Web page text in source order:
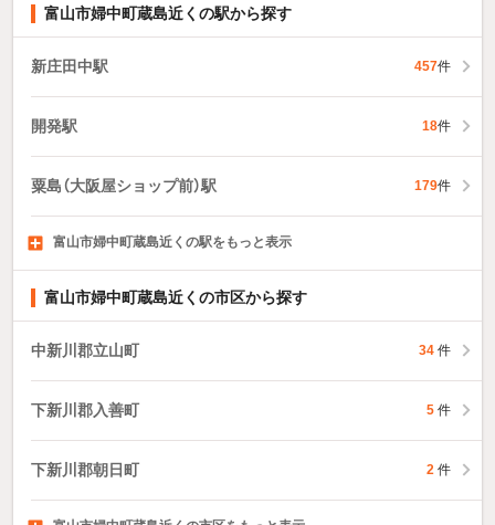
富山市婦中町蔵島近くの駅から探す
新庄田中駅 457件
開発駅 18件
粟島（大阪屋ショップ前）駅 179件
堀川小泉駅203件
犬島新町駅82件
上本町駅106件
富山市婦中町蔵島近くの駅をもっと表示
富山市婦中町蔵島近くの市区から探す
中新川郡立山町 34 件
下新川郡入善町 5 件
下新川郡朝日町 2 件